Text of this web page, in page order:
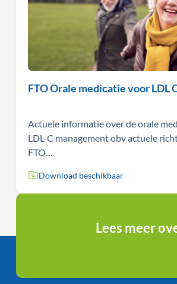
FTO Orale medicatie voor LDL
Actuele informatie over de orale
LDL-C management obv actuele
FTO…
Download beschikbaar
Lees meer